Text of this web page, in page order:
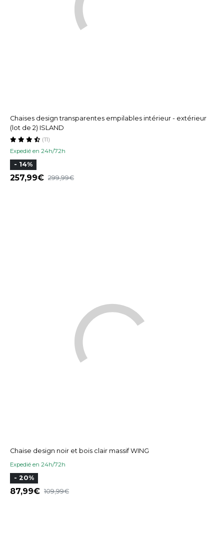
Chaises design transparentes empilables intérieur - extérieur
(lot de 2) ISLAND
Expedié en 24h/72h
(11)
- 14%
257,99 299,99
Chaise design noir et bois clair massif WING
Expedié en 24h/72h
- 20%
87,99 109,99